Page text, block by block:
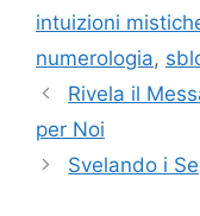
intuizioni
numerologia,
Rivela il
per Noi
Svelando i